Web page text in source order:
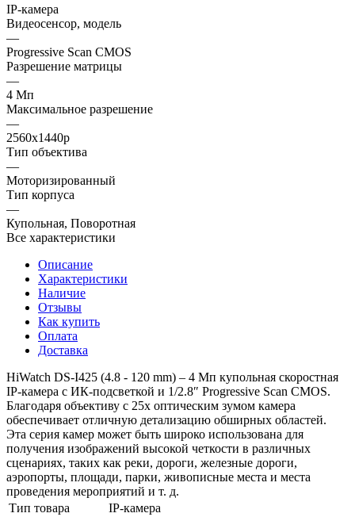
IP-камера
Видеосенсор, модель
—
Progressive Scan CMOS
Разрешение матрицы
—
4 Мп
Максимальное разрешение
—
2560x1440p
Тип объектива
—
Моторизированный
Тип корпуса
—
Купольная, Поворотная
Все характеристики
Описание
Характеристики
Наличие
Отзывы
Как купить
Оплата
Доставка
HiWatch DS-I425 (4.8 - 120 mm) – 4 Мп купольная скоростная
IP-камера с ИК-подсветкой и 1/2.8″ Progressive Scan CMOS.
Благодаря объективу с 25x оптическим зумом камера
обеспечивает отличную детализацию обширных областей.
Эта серия камер может быть широко использована для
получения изображений высокой четкости в различных
сценариях, таких как реки, дороги, железные дороги,
аэропорты, площади, парки, живописные места и места
проведения мероприятий и т. д.
Тип товара
IP-камера